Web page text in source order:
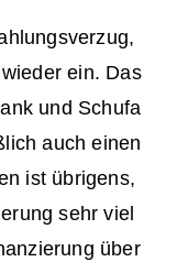
ein. Das
und Schufa
auch einen
ist übrigens,
sehr viel
über